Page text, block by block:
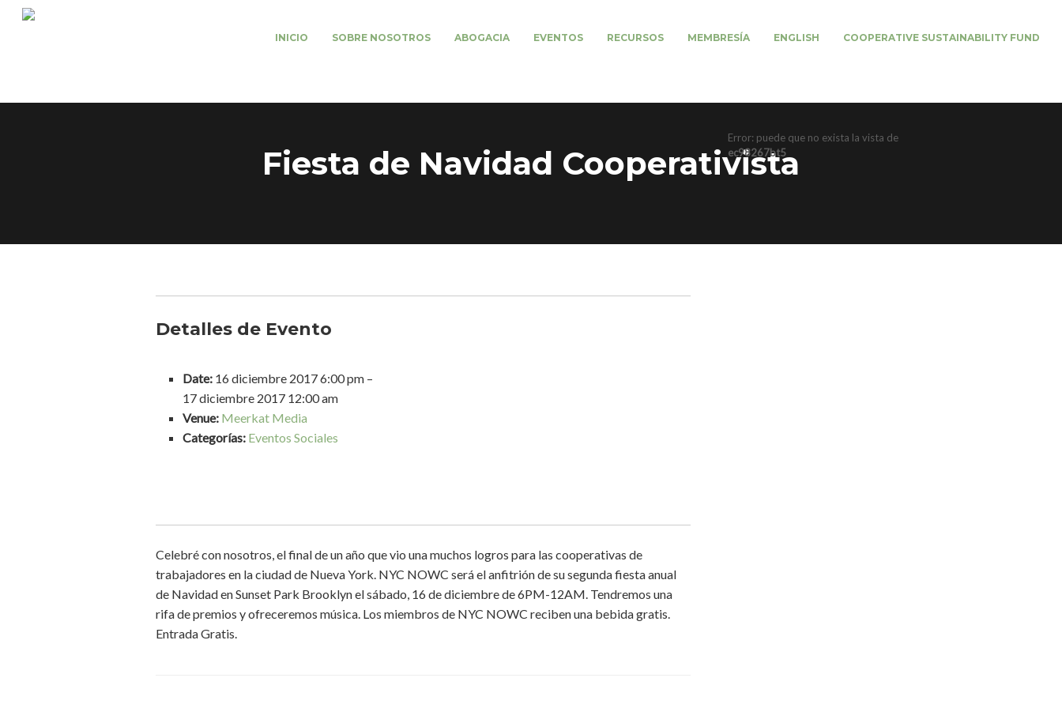
Saltar
INICIO SOBRE NOSOTROS ABOGACIA EVENTOS RECURSOS MEMBRESÍA ENGLISH COOPERATIVE SUSTAINABILITY FUND
Fiesta de Navidad Cooperativista
Detalles de Evento
Date: 16 diciembre 2017 6:00 pm –
17 diciembre 2017 12:00 am
Venue: Meerkat Media
Categorías: Eventos Sociales
Celebré con nosotros, el final de un año que vio una muchos logros para las cooperativas de
trabajadores en la ciudad de Nueva York. NYC NOWC será el anfitrión de su segunda fiesta anual
de Navidad en Sunset Park Brooklyn el sábado, 16 de diciembre de 6PM-12AM. Tendremos una
rifa de premios y ofreceremos música. Los miembros de NYC NOWC reciben una bebida gratis.
Entrada Gratis.
Error: puede que no exista la vista de
ec98267bt5